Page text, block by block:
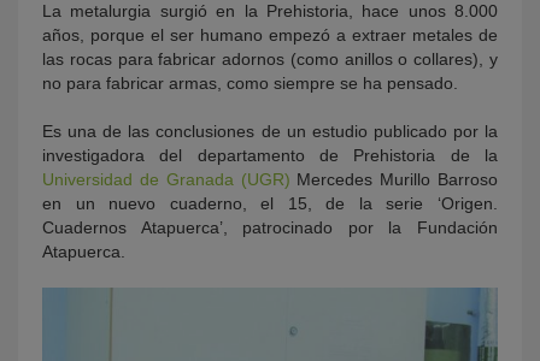
La metalurgia surgió en la Prehistoria, hace unos 8.000
años, porque el ser humano empezó a extraer metales de
las rocas para fabricar adornos (como anillos o collares), y
no para fabricar armas, como siempre se ha pensado.
Es una de las conclusiones de un estudio publicado por la
investigadora del departamento de Prehistoria de la
Universidad de Granada (UGR) Mercedes Murillo Barroso
en un nuevo cuaderno, el 15, de la serie ‘Origen.
Cuadernos Atapuerca’, patrocinado por la Fundación
Atapuerca.